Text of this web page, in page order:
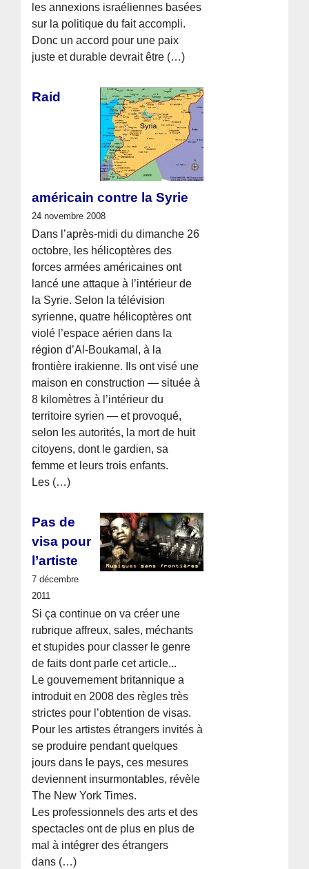
les annexions israéliennes basées
sur la politique du fait accompli.
Donc un accord pour une paix
juste et durable devrait être (…)
Raid
américain contre la Syrie
24 novembre 2008
Dans l’après-midi du dimanche 26
octobre, les hélicoptères des
forces armées américaines ont
lancé une attaque à l’intérieur de
la Syrie. Selon la télévision
syrienne, quatre hélicoptères ont
violé l’espace aérien dans la
région d’Al-Boukamal, à la
frontière irakienne. Ils ont visé une
maison en construction — située à
8 kilomètres à l’intérieur du
territoire syrien — et provoqué,
selon les autorités, la mort de huit
citoyens, dont le gardien, sa
femme et leurs trois enfants.
Les (…)
Pas de
visa pour
l’artiste
7 décembre
2011
Si ça continue on va créer une
rubrique affreux, sales, méchants
et stupides pour classer le genre
de faits dont parle cet article...
Le gouvernement britannique a
introduit en 2008 des règles très
strictes pour l’obtention de visas.
Pour les artistes étrangers invités à
se produire pendant quelques
jours dans le pays, ces mesures
deviennent insurmontables, révèle
The New York Times.
Les professionnels des arts et des
spectacles ont de plus en plus de
mal à intégrer des étrangers
dans (…)